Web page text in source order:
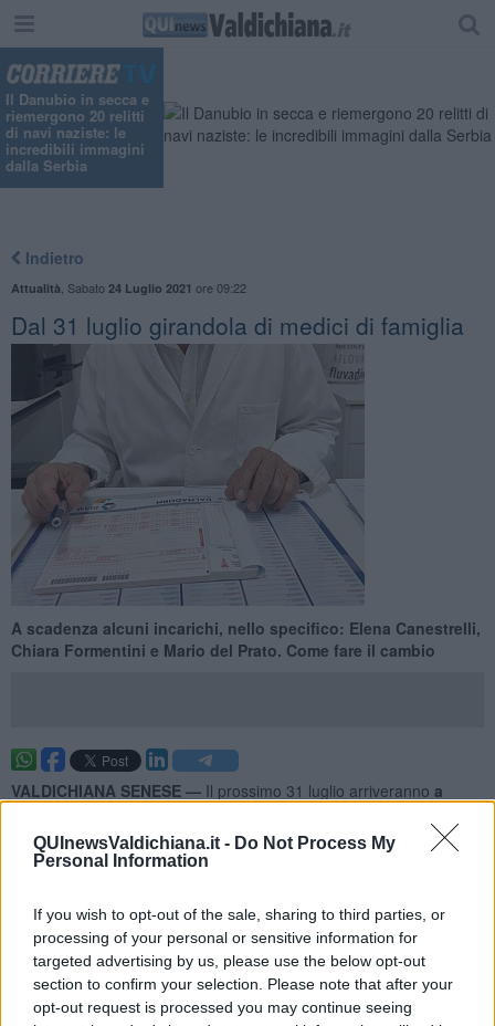
QUInewsValdichiana.it - Do Not Process My
Personal Information
If you wish to opt-out of the sale, sharing to third parties, or
processing of your personal or sensitive information for
targeted advertising by us, please use the below opt-out
section to confirm your selection. Please note that after your
opt-out request is processed you may continue seeing
Il Danubio in secca e
riemergono 20 relitti
di navi naziste: le
incredibili immagini
dalla Serbia
Indietro
Attualità Sabato 24 Luglio 2021 ore 09:22
Dal 31 luglio girandola di medici di famiglia
A scadenza alcuni incarichi, nello specifico: Elena Canestrelli,
Chiara Formentini e Mario del Prato. Come fare il cambio
VALDICHIANA SENESE — Il prossimo 31 luglio arriveranno a
tutti i casi è necessario formalizzare le scelta del medico a partire
dal primo agosto, anche nel caso di conferma di uno dei sanitari
Le dottoresse Eleonora Canestrelli e Chiara Formentini
cesseranno dal servizio di medici di medicina generale con incarico
provvisorio a Sarteano. La dottoressa Eleonora Canestrelli passerà
a incarico definitivo mantenendo lo stesso ambito e l’ambulatorio a